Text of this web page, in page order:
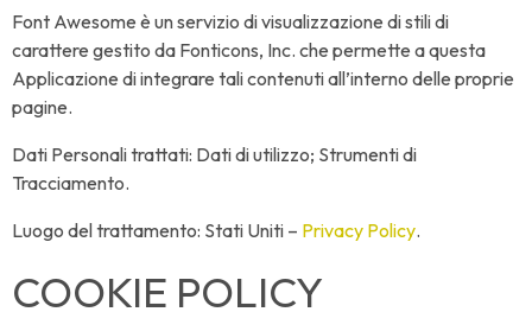
Font Awesome è un servizio di visualizzazione di stili di
carattere gestito da Fonticons, Inc. che permette a questa
Applicazione di integrare tali contenuti all’interno delle proprie
pagine.
Dati Personali trattati: Dati di utilizzo; Strumenti di
Tracciamento.
Luogo del trattamento: Stati Uniti – Privacy Policy.
COOKIE POLICY